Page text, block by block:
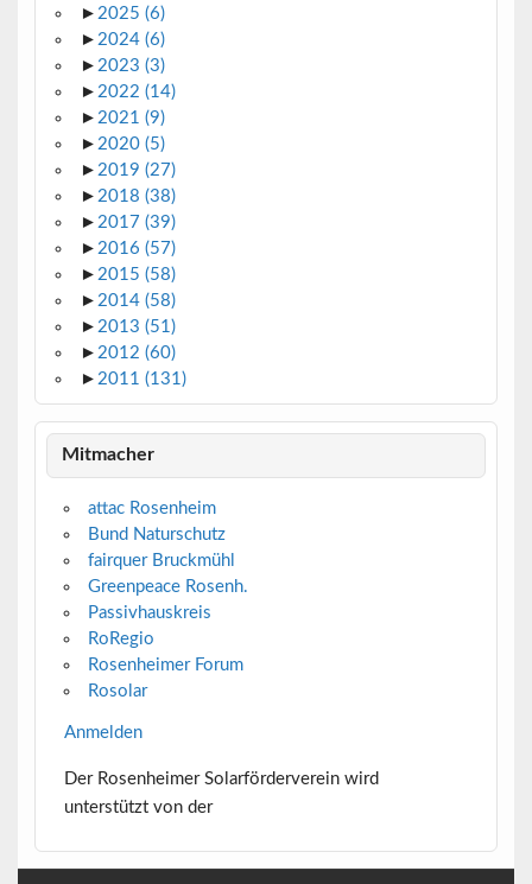
► 2025 (6)
► 2024 (6)
► 2023 (3)
► 2022 (14)
► 2021 (9)
► 2020 (5)
► 2019 (27)
► 2018 (38)
► 2017 (39)
► 2016 (57)
► 2015 (58)
► 2014 (58)
► 2013 (51)
► 2012 (60)
► 2011 (131)
Mitmacher
attac Rosenheim
Bund Naturschutz
fairquer Bruckmühl
Greenpeace Rosenh.
Passivhauskreis
RoRegio
Rosenheimer Forum
Rosolar
Anmelden
Der Rosenheimer Solarförderverein wird
unterstützt von der